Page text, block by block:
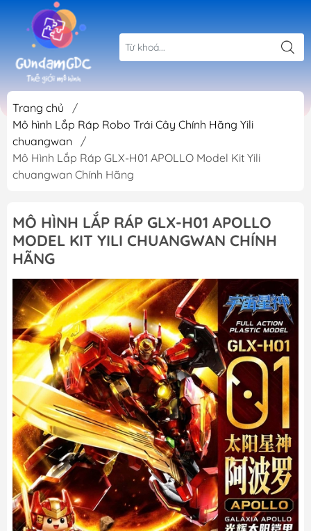
Trang chủ
/
Mô hình Lắp Ráp Robo Trái Cây Chính Hãng Yili
chuangwan
/
Mô Hình Lắp Ráp GLX-H01 APOLLO Model Kit Yili
chuangwan Chính Hãng
MÔ HÌNH LẮP RÁP GLX-H01 APOLLO
MODEL KIT YILI CHUANGWAN CHÍNH
HÃNG